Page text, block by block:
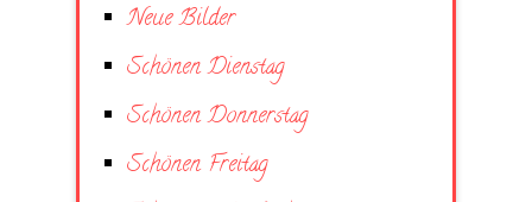
Neue Bilder
Schönen Dienstag
Schönen Donnerstag
Schönen Freitag